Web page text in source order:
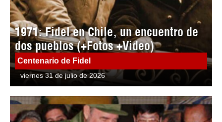
1971: Fidel en Chile, un encuentro de
dos pueblos (+Fotos +Video)
Centenario de Fidel
viernes 31 de julio de 2026